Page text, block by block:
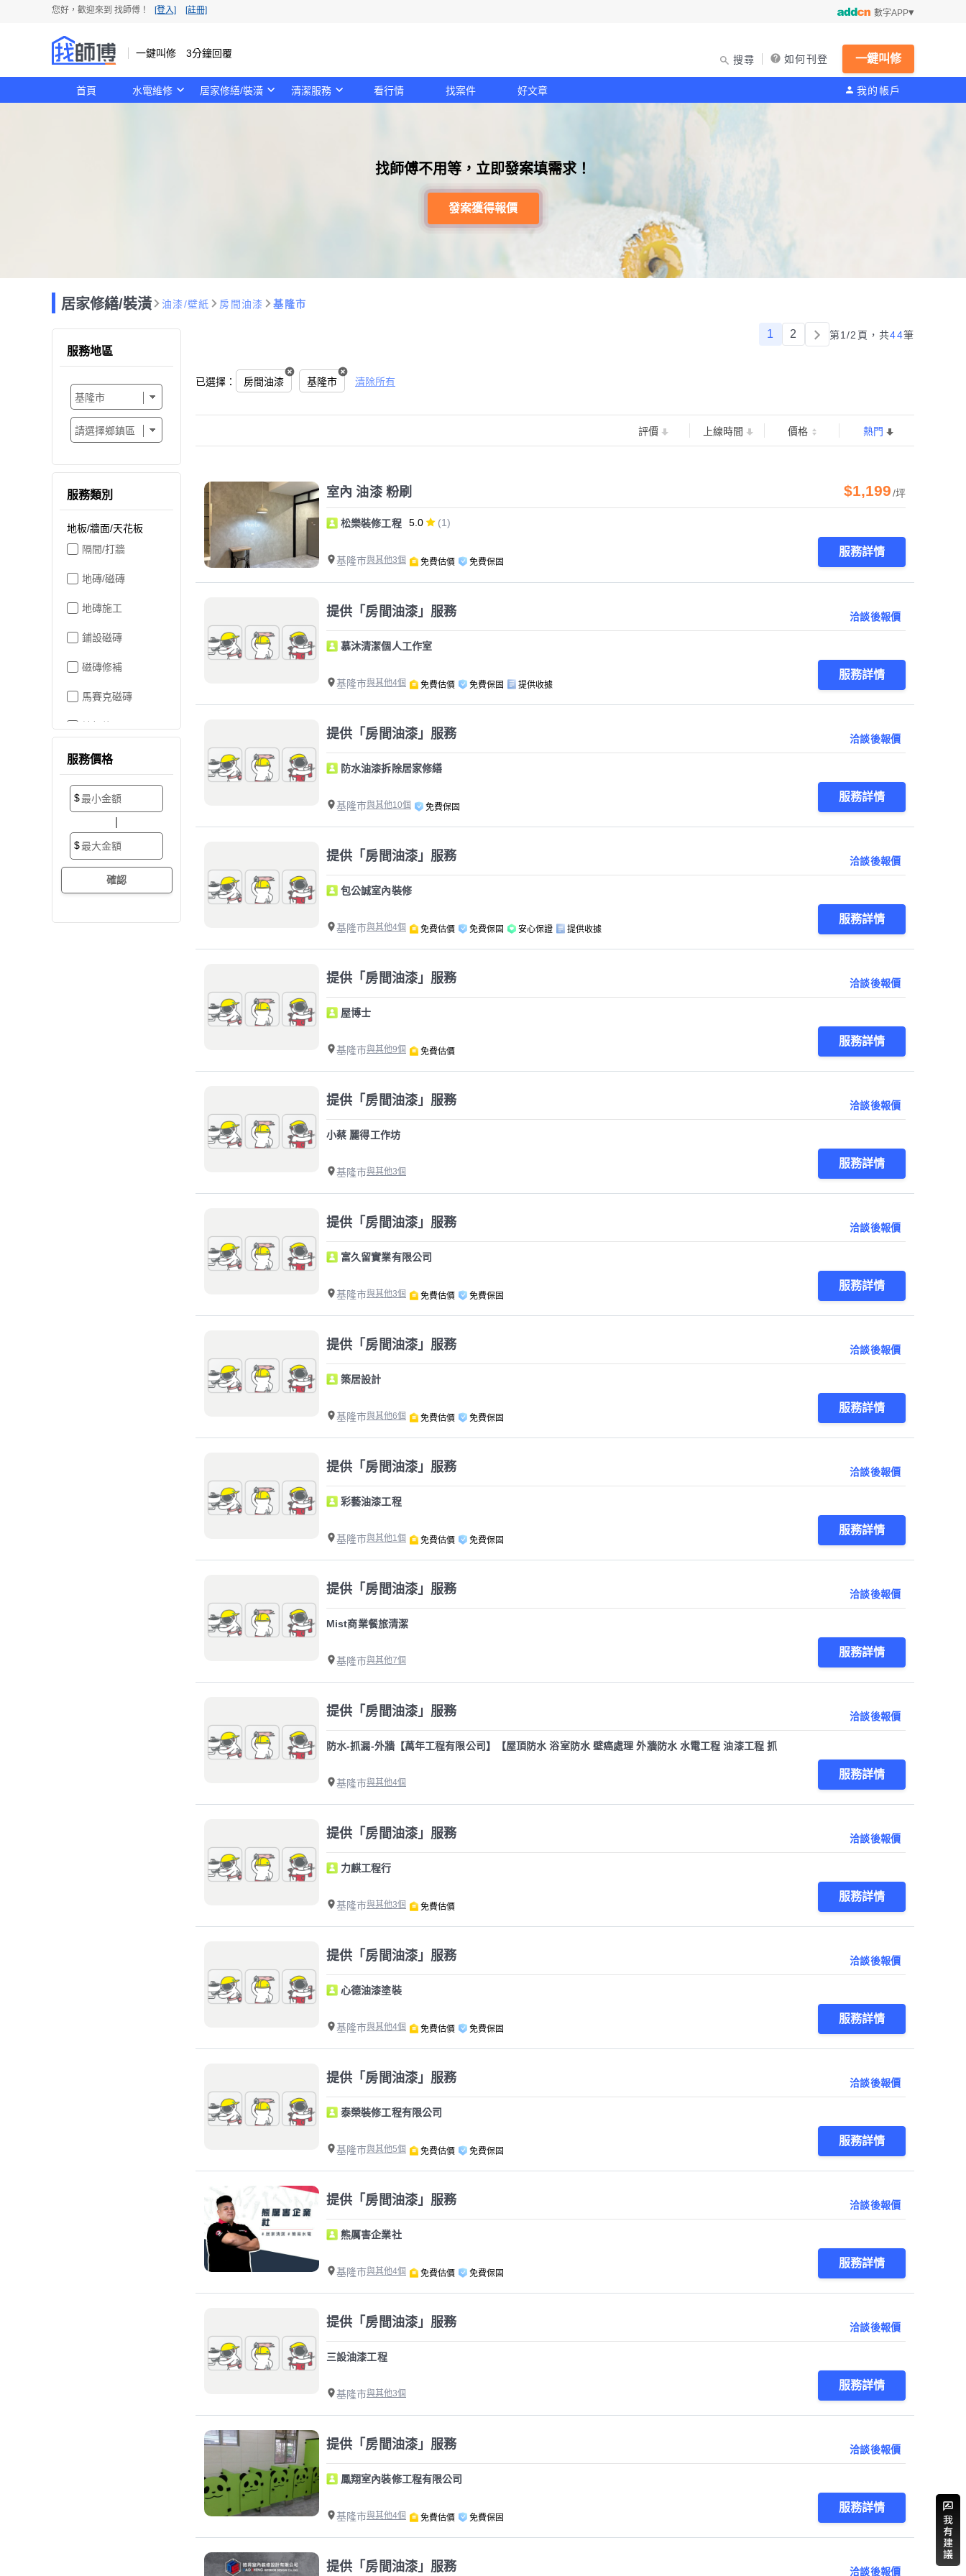
您好，歡迎來到 找師傅！ [登入] [註冊] 數字APP
一鍵叫修 3分鐘回覆
搜尋 如何刊登 一鍵叫修
首頁 水電維修 居家修繕/裝潢 清潔服務 看行情 找案件 好文章 我的帳戶
找師傅不用等，立即發案填需求！
發案獲得報價
居家修繕/裝潢 油漆/壁紙 房間油漆 基隆市
1 2 第1/2頁， 共44筆
已選擇： 房間油漆 基隆市 清除所有
服務地區
服務類別
地板/牆面/天花板
隔間/打牆
地磚/磁磚
地磚施工
鋪設磁磚
磁磚修補
馬賽克磁磚
地板維修
地板拋光打蠟
地板防滑施工
塑膠地板工程
實木地板
服務價格
$
$
評價 上線時間 價格 熱門
室內 油漆 粉刷 $1,199/坪
松樂裝修工程 5.0 (1)
基隆市與其他3個 免費估價 免費保固
服務詳情
提供「房間油漆」服務 洽談後報價
慕沐清潔個人工作室
基隆市與其他4個 免費估價 免費保固 提供收據
服務詳情
提供「房間油漆」服務 洽談後報價
防水油漆拆除居家修繕
基隆市與其他10個 免費保固
服務詳情
提供「房間油漆」服務 洽談後報價
包公誠室內裝修
基隆市與其他4個 免費估價 免費保固 安心保證 提供收據
服務詳情
提供「房間油漆」服務 洽談後報價
屋博士
基隆市與其他9個 免費估價
服務詳情
提供「房間油漆」服務 洽談後報價
小蔡 麗得工作坊
基隆市與其他3個
服務詳情
提供「房間油漆」服務 洽談後報價
富久留實業有限公司
基隆市與其他3個 免費估價 免費保固
服務詳情
提供「房間油漆」服務 洽談後報價
築居設計
基隆市與其他6個 免費估價 免費保固
服務詳情
提供「房間油漆」服務 洽談後報價
彩藝油漆工程
基隆市與其他1個 免費估價 免費保固
服務詳情
提供「房間油漆」服務 洽談後報價
Mist商業餐旅清潔
基隆市與其他7個
服務詳情
提供「房間油漆」服務 洽談後報價
防水-抓漏-外牆【萬年工程有限公司】【屋頂防水 浴室防水 壁癌處理 外牆防水 水電工程 油漆工程 抓
基隆市與其他4個
服務詳情
提供「房間油漆」服務 洽談後報價
力麒工程行
基隆市與其他3個 免費估價
服務詳情
提供「房間油漆」服務 洽談後報價
心德油漆塗裝
基隆市與其他4個 免費估價 免費保固
服務詳情
提供「房間油漆」服務 洽談後報價
泰榮裝修工程有限公司
基隆市與其他5個 免費估價 免費保固
服務詳情
提供「房間油漆」服務 洽談後報價
熊厲害企業社
基隆市與其他4個 免費估價 免費保固
服務詳情
提供「房間油漆」服務 洽談後報價
三設油漆工程
基隆市與其他3個
服務詳情
提供「房間油漆」服務 洽談後報價
鳳翔室內裝修工程有限公司
基隆市與其他4個 免費估價 免費保固
服務詳情
提供「房間油漆」服務 洽談後報價